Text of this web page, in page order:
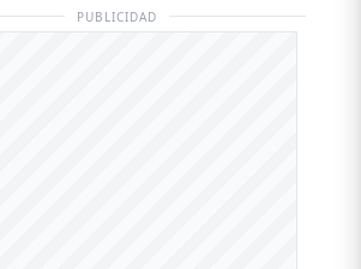
PUBLICIDAD